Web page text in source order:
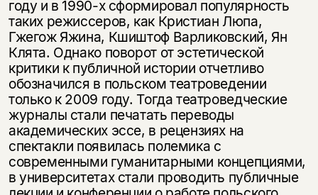
году и в 1990-х сформировал популярность
таких режиссеров, как Кристиан Люпа,
Гжегож Яжина, Кшиштоф Варликовский, Ян
Клята. Однако поворот от эстетической
критики к публичной истории отчетливо
обозначился в польском театроведении
только к 2009 году. Тогда театроведческие
журналы стали печатать переводы
академических эссе, в рецензиях на
спектакли появилась полемика с
современными гуманитарными концепциями,
в университетах стали проводить публичные